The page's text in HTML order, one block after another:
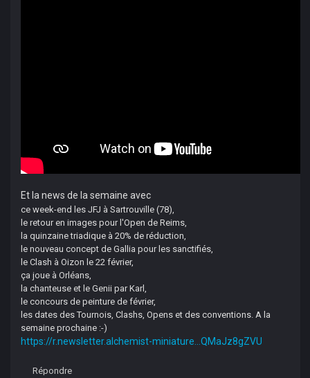
Et la news de la semaine avec
ce week-end les JFJ à Sartrouville (78),
le retour en images pour l'Open de Reims,
la quinzaine triadique à 20% de réduction,
le nouveau concept de Gallia pour les sanctifiés,
le Clash à Oizon le 22 février,
ça joue à Orléans,
la chanteuse et le Genii par Karl,
le concours de peinture de février,
les dates des Tournois, Clashs, Opens et des conventions. A la
semaine prochaine :-)
https://r.newsletter.alchemist-miniature...QMaJz8gZVU
Répondre